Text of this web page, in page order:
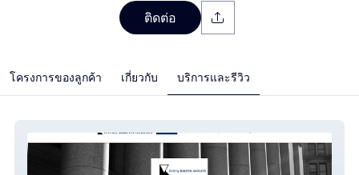
ติดต่อ
โครงการของลูกค้า เกี่ยวกับ บริการและรีวิว